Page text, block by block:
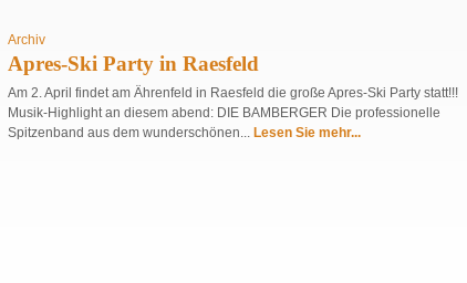
Archiv
Apres-Ski Party in Raesfeld
Am 2. April findet am Ährenfeld in Raesfeld die große Apres-Ski Party statt!!!
Musik-Highlight an diesem abend: DIE BAMBERGER Die professionelle
Spitzenband aus dem wunderschönen... Lesen Sie mehr...